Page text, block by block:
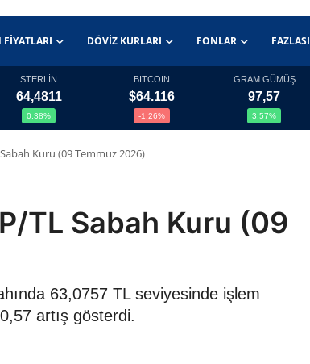
FIYATLARI DÖVIZ KURLARI FONLAR FAZLASI
STERLİN
64,4811
0,38%
BITCOIN
$64.116
-1,26%
GRAM GÜMÜŞ
97,57
3,57%
Kuru (09 Temmuz 2026)
TL Sabah Kuru (09
63,0757 TL seviyesinde işlem
artış gösterdi.